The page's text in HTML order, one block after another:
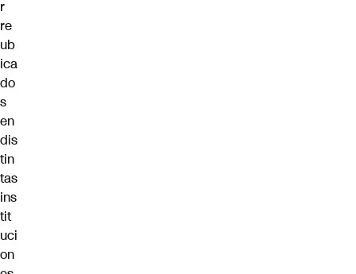
r
re
ub
ica
do
s
en
dis
tin
tas
ins
tit
uci
on